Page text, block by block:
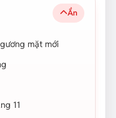
Ẩn
mặt mới
11